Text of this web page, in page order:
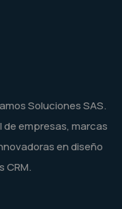
Soluciones SAS.
empresas, marcas
en diseño
CRM.